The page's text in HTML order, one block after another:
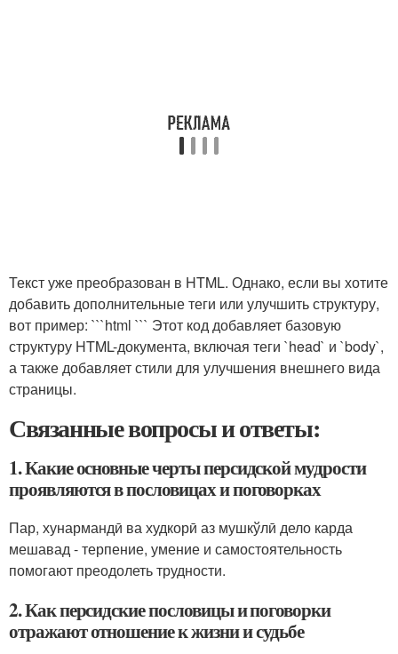
Текст уже преобразован в HTML. Однако, если вы хотите
добавить дополнительные теги или улучшить структуру,
вот пример: ```html ``` Этот код добавляет базовую
структуру HTML-документа, включая теги `head` и `body`,
а также добавляет стили для улучшения внешнего вида
страницы.
Связанные вопросы и ответы:
1. Какие основные черты персидской мудрости
проявляются в пословицах и поговорках
Пар, хунармандӣ ва худкорӣ аз мушкўлӣ дело карда
мешавад - терпение, умение и самостоятельность
помогают преодолеть трудности.
2. Как персидские пословицы и поговорки
отражают отношение к жизни и судьбе